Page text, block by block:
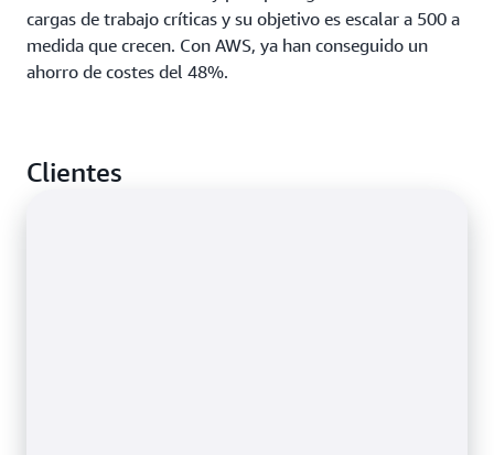
cargas de trabajo críticas y su objetivo es escalar a 500 a
medida que crecen. Con AWS, ya han conseguido un
ahorro de costes del 48%.
Clientes